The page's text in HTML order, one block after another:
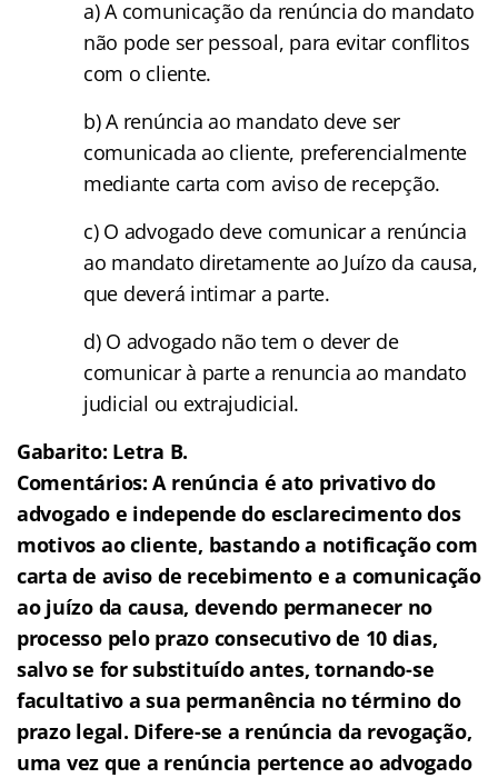
a) A comunicação da renúncia do mandato
não pode ser pessoal, para evitar conflitos
com o cliente.
b) A renúncia ao mandato deve ser
comunicada ao cliente, preferencialmente
mediante carta com aviso de recepção.
c) O advogado deve comunicar a renúncia
ao mandato diretamente ao Juízo da causa,
que deverá intimar a parte.
d) O advogado não tem o dever de
comunicar à parte a renuncia ao mandato
judicial ou extrajudicial.
Gabarito: Letra B.
Comentários: A renúncia é ato privativo do
advogado e independe do esclarecimento dos
motivos ao cliente, bastando a notificação com
carta de aviso de recebimento e a comunicação
ao juízo da causa, devendo permanecer no
processo pelo prazo consecutivo de 10 dias,
salvo se for substituído antes, tornando-se
facultativo a sua permanência no término do
prazo legal. Difere-se a renúncia da revogação,
uma vez que a renúncia pertence ao advogado